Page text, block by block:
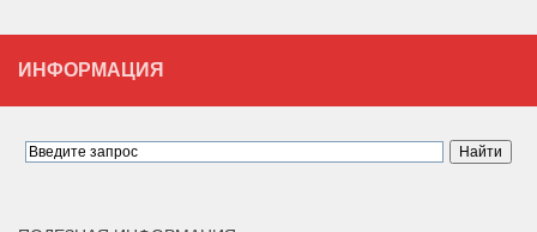
ИНФОРМАЦИЯ